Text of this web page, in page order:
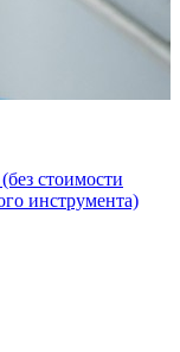
стоимости
инструмента)